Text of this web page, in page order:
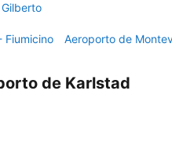
Fiumicino Aeroporto de
de Karlstad